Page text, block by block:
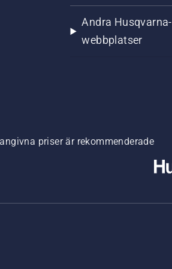
Andra Husqvarna-
webbplatser
priser är rekommenderade